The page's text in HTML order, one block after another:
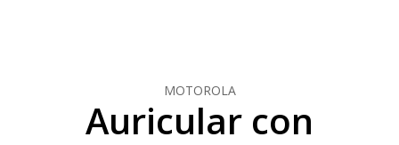
MOTOROLA
Auricular con